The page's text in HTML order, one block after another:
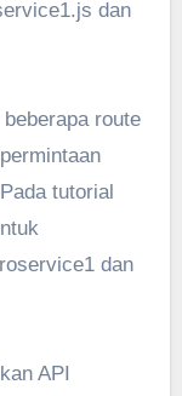
dan
route
tutorial
dan
API